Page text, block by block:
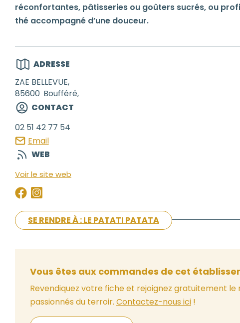
réconfortantes, pâtisseries ou goûters sucrés, ou
thé accompagné d’une douceur.
ADRESSE
ZAE BELLEVUE,
85600 Boufféré,
CONTACT
02 51 42 77 54
Email
WEB
Voir le site web
SE RENDRE À : LE PATATI PATATA
Vous êtes aux commandes de cet
Revendiquez votre fiche et rejoignez gratuitement le
passionnés du terroir. Contactez-nous ici !